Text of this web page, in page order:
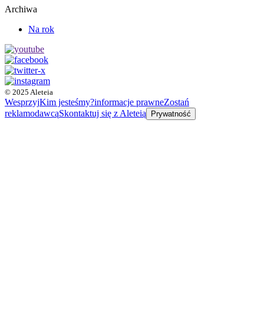
Archiwa
Na rok
© 2025 Aleteia
WesprzyjKim jesteśmy?informacje prawneZostań
reklamodawcąSkontaktuj się z Aleteią Prywatność